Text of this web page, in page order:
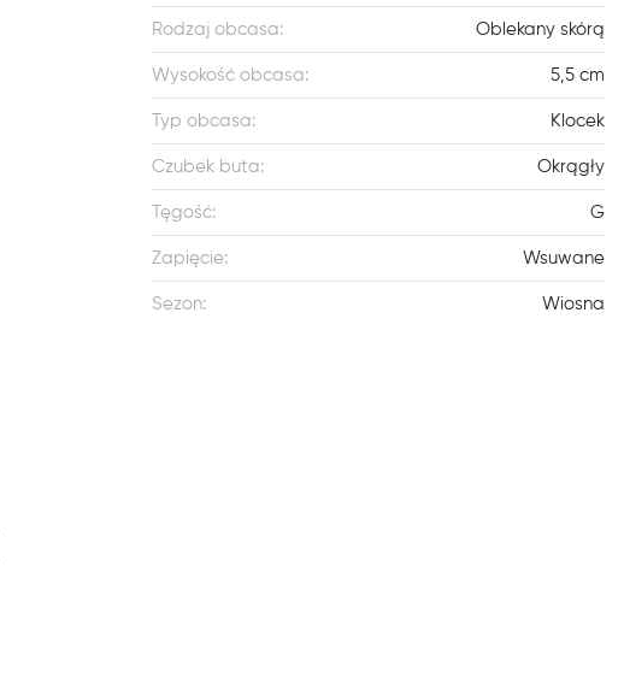
Rodzaj obcasa: Oblekany skórą
Wysokość obcasa: 5,5 cm
Typ obcasa: Klocek
Czubek buta: Okrągły
Tęgość: G
Zapięcie: Wsuwane
Sezon: Wiosna